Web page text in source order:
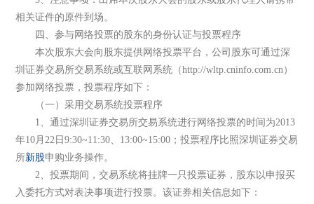
相关证件的原件到场。
四、参与网络投票的股东的身份认证与投票程序
本次股东大会向股东提供网络投票平台，公司股东可通过深
圳证券交易所交易系统或互联网系统（http://wltp.cninfo.com.cn）
参加网络投票，投票程序如下：
（一）采用交易系统投票程序
1、通过深圳证券交易所交易系统进行网络投票的时间为2013
年10月22日9:30~11:30、13:00~15:00；投票程序比照深圳证券交易
所新股申购业务操作。
2、投票期间，交易系统将挂牌一只投票证券，股东以申报买
入委托方式对表决事项进行投票。该证券相关信息如下：